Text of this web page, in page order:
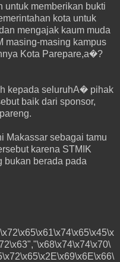
memberikan bukti
kota untuk
mengajak kaum muda
masing-masing kampus
Kota Parepare,a�?
kepada seluruhA� pihak
baik dari sponsor,
Makassar sebagai tamu
karena STMIK
bukan berada pada